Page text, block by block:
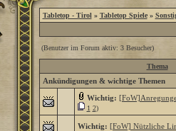
Tabletop - Tirol » Tabletop Spiele»
(Benutzer im Forum aktiv: 3 Besucher)
Thema
Ankündigungen & wichtige Themen
Wichtig:
1 2)
Wichtig: [FoW] Nützliche